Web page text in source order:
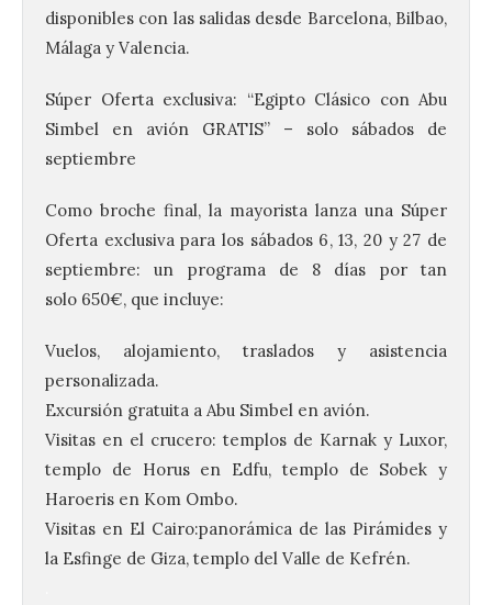
disponibles con las salidas desde Barcelona, Bilbao,
Málaga y Valencia.
Súper Oferta exclusiva: “Egipto Clásico con Abu
Simbel en avión GRATIS” – solo sábados de
septiembre
Como broche final, la mayorista lanza una Súper
Oferta exclusiva para los sábados 6, 13, 20 y 27 de
septiembre: un programa de 8 días por tan
solo 650€, que incluye:
Vuelos, alojamiento, traslados y asistencia
personalizada.
Excursión gratuita a Abu Simbel en avión.
Visitas en el crucero: templos de Karnak y Luxor,
templo de Horus en Edfu, templo de Sobek y
Haroeris en Kom Ombo.
Visitas en El Cairo:panorámica de las Pirámides y
la Esfinge de Giza, templo del Valle de Kefrén.